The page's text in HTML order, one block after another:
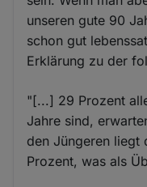
unseren gute 90
schon gut
Erklärung zu der
"[...] 29 Prozent
Jahre sind,
den Jüngeren liegt
Prozent, was als